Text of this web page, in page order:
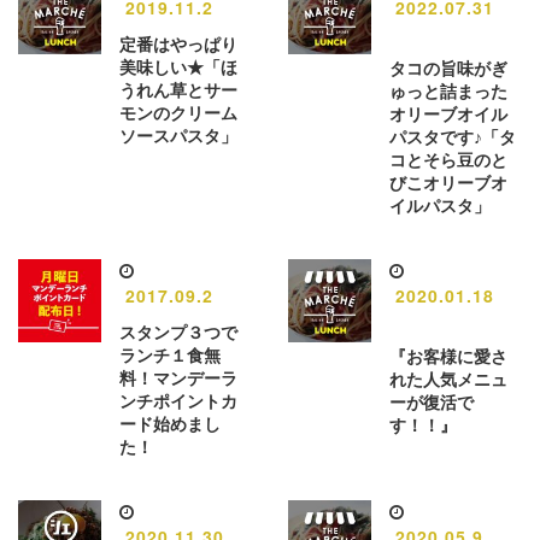
2019.11.2
定番はやっぱり
美味しい★「ほ
うれん草とサー
モンのクリーム
ソースパスタ」
2022.07.31
タコの旨味がぎ
ゅっと詰まった
オリーブオイル
パスタです♪「タ
コとそら豆のと
びこオリーブオ
イルパスタ」
2017.09.2
スタンプ３つで
ランチ１食無
料！マンデーラ
ンチポイントカ
ード始めまし
た！
2020.01.18
『お客様に愛さ
れた人気メニュ
ーが復活で
す！！』